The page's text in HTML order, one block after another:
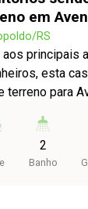
em
RS
aos principais
esta
terreno para
piso em
dormitórios,
2 carros e
2
Banho